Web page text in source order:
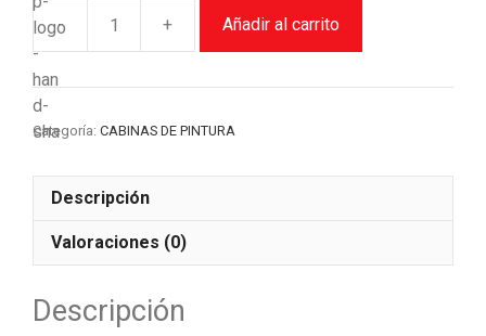
-
CABINA
PINTURA
+ Añadir al carrito
Categoría: CABINAS DE PINTURA
Descripción
Valoraciones (0)
Descripción